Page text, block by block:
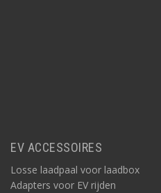
EV ACCESSOIRES
Losse laadpaal voor laadbox
Adapters voor EV rijden